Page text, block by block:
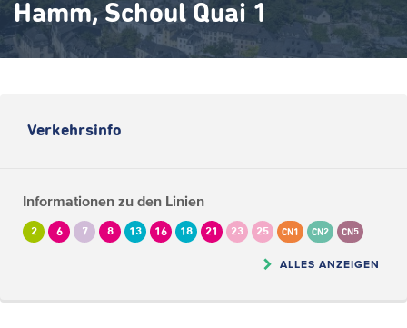
Hamm, Schoul Quai 1
Verkehrsinfo
Informationen zu den Linien
2 6 7 8 13 16 18 21 23 25 CN1 CN2 CN5
ALLES ANZEIGEN